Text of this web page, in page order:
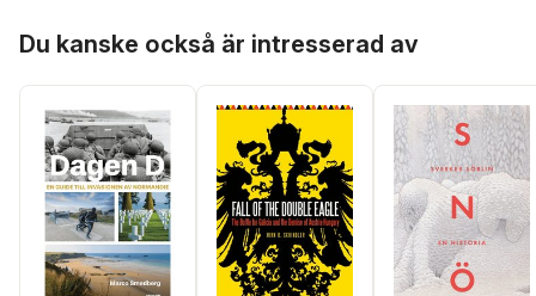
Du kanske också är intresserad av